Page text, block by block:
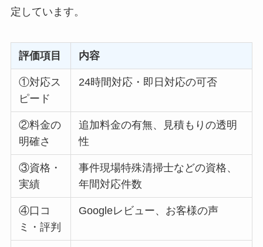
定しています。
評価項目 内容
①対応ス
ピード
24時間対応・即日対応の可否
②料金の
明確さ
追加料金の有無、見積もりの透明
性
③資格・
実績
事件現場特殊清掃士などの資格、
年間対応件数
④口コ
ミ・評判
Googleレビュー、お客様の声